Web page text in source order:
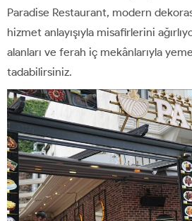
Paradise Restaurant, modern
hizmet anlayışıyla misafirlerini
alanları ve ferah iç mekânlarıyla
tadabilirsiniz.